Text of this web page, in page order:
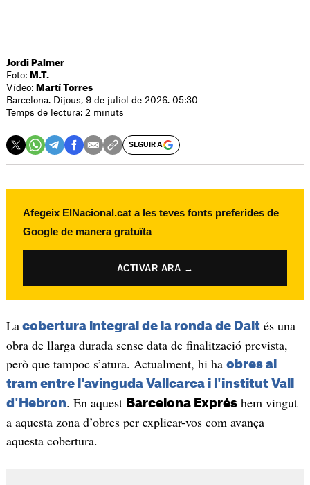
Jordi Palmer
Foto: M.T.
Vídeo: Martí Torres
Barcelona. Dijous, 9 de juliol de 2026. 05:30
Temps de lectura: 2 minuts
SEGUIR A
Afegeix ElNacional.cat a les teves fonts preferides de
Google de manera gratuïta
ACTIVAR ARA →
Lacobertura integral de la ronda de Daltés una
obra de llarga durada sense data de finalització prevista,
però que tampoc s’atura. Actualment, hi ha obres al
tram entre l'avinguda Vallcarca i l'institut Vall
d'Hebron. En aquest Barcelona Expréshem vingut
a aquesta zona d’obres per explicar-vos com avança
aquesta cobertura.